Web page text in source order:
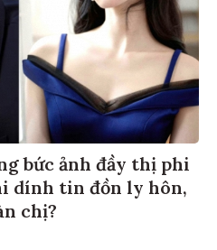
bức ảnh đầy thị phi
dính tin đồn ly hôn,
chị?